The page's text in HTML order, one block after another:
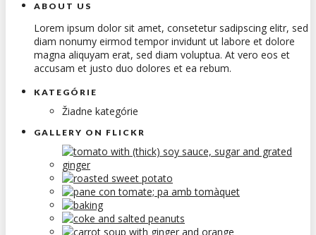
ABOUT US
Lorem ipsum dolor sit amet, consetetur sadipscing elitr, sed
diam nonumy eirmod tempor invidunt ut labore et dolore
magna aliquyam erat, sed diam voluptua. At vero eos et
accusam et justo duo dolores et ea rebum.
KATEGÓRIE
Žiadne kategórie
GALLERY ON FLICKR